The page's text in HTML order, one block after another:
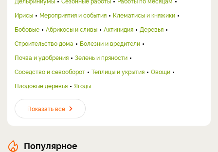
Ирисы
Мероприятия и события
Клематисы и княжики
Бобовые
Абрикосы и сливы Актинидия
Деревья
Строительство дома
Болезни и вредители
Почва и удобрения
Зелень и пряности
Соседство и севооборот
Теплицы и укрытия
Овощи
Плодовые деревья
Ягоды
Показать все
Популярное